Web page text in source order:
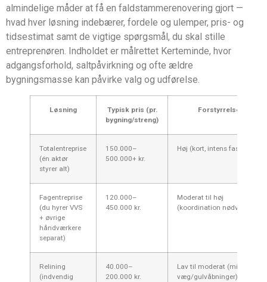
almindelige måder at få en faldstammerenovering gjort —
hvad hver løsning indebærer, fordele og ulemper, pris- og
tidsestimat samt de vigtige spørgsmål, du skal stille
entreprenøren. Indholdet er målrettet Kerteminde, hvor
adgangsforhold, saltpåvirkning og ofte ældre
bygningsmasse kan påvirke valg og udførelse.
Løsning
Typisk pris (pr.
bygning/streng)
Forstyrrelse
Totalentreprise
(én aktør
styrer alt)
150.000–
500.000+ kr.
Høj (kort, intens fase)
Fagentreprise
(du hyrer VVS
+ øvrige
håndværkere
separat)
120.000–
450.000 kr.
Moderat til høj
(koordination nødvendig)
Relining
(indvendig
40.000–
200.000 kr.
Lav til moderat (mindre
væg/gulvåbninger)